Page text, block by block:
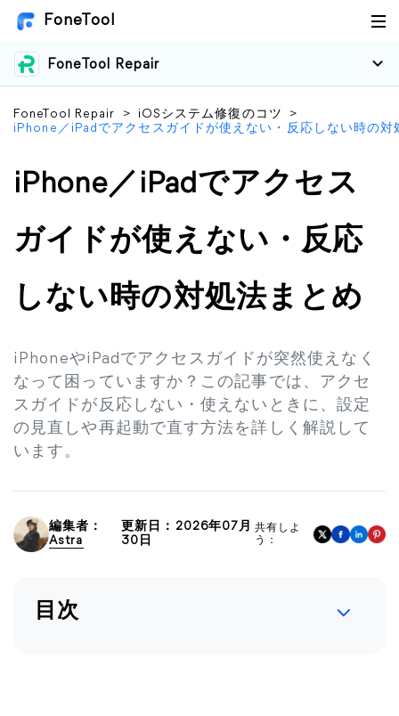
FoneTool
FoneTool Repair
FoneTool Repair > iOSシステム修復のコツ
>
iPhone／iPadでアクセスガイドが使えない・反応しない時の対
iPhone／iPadでアクセス
ガイドが使えない・反応
しない時の対処法まとめ
iPhoneやiPadでアクセスガイドが突然使えなく
なって困っていますか？この記事では、アクセ
スガイドが反応しない・使えないときに、設定
の見直しや再起動で直す方法を詳しく解説して
います。
編集者：
Astra
更新日：2026年07月
30日
共有しよ
う：
目次